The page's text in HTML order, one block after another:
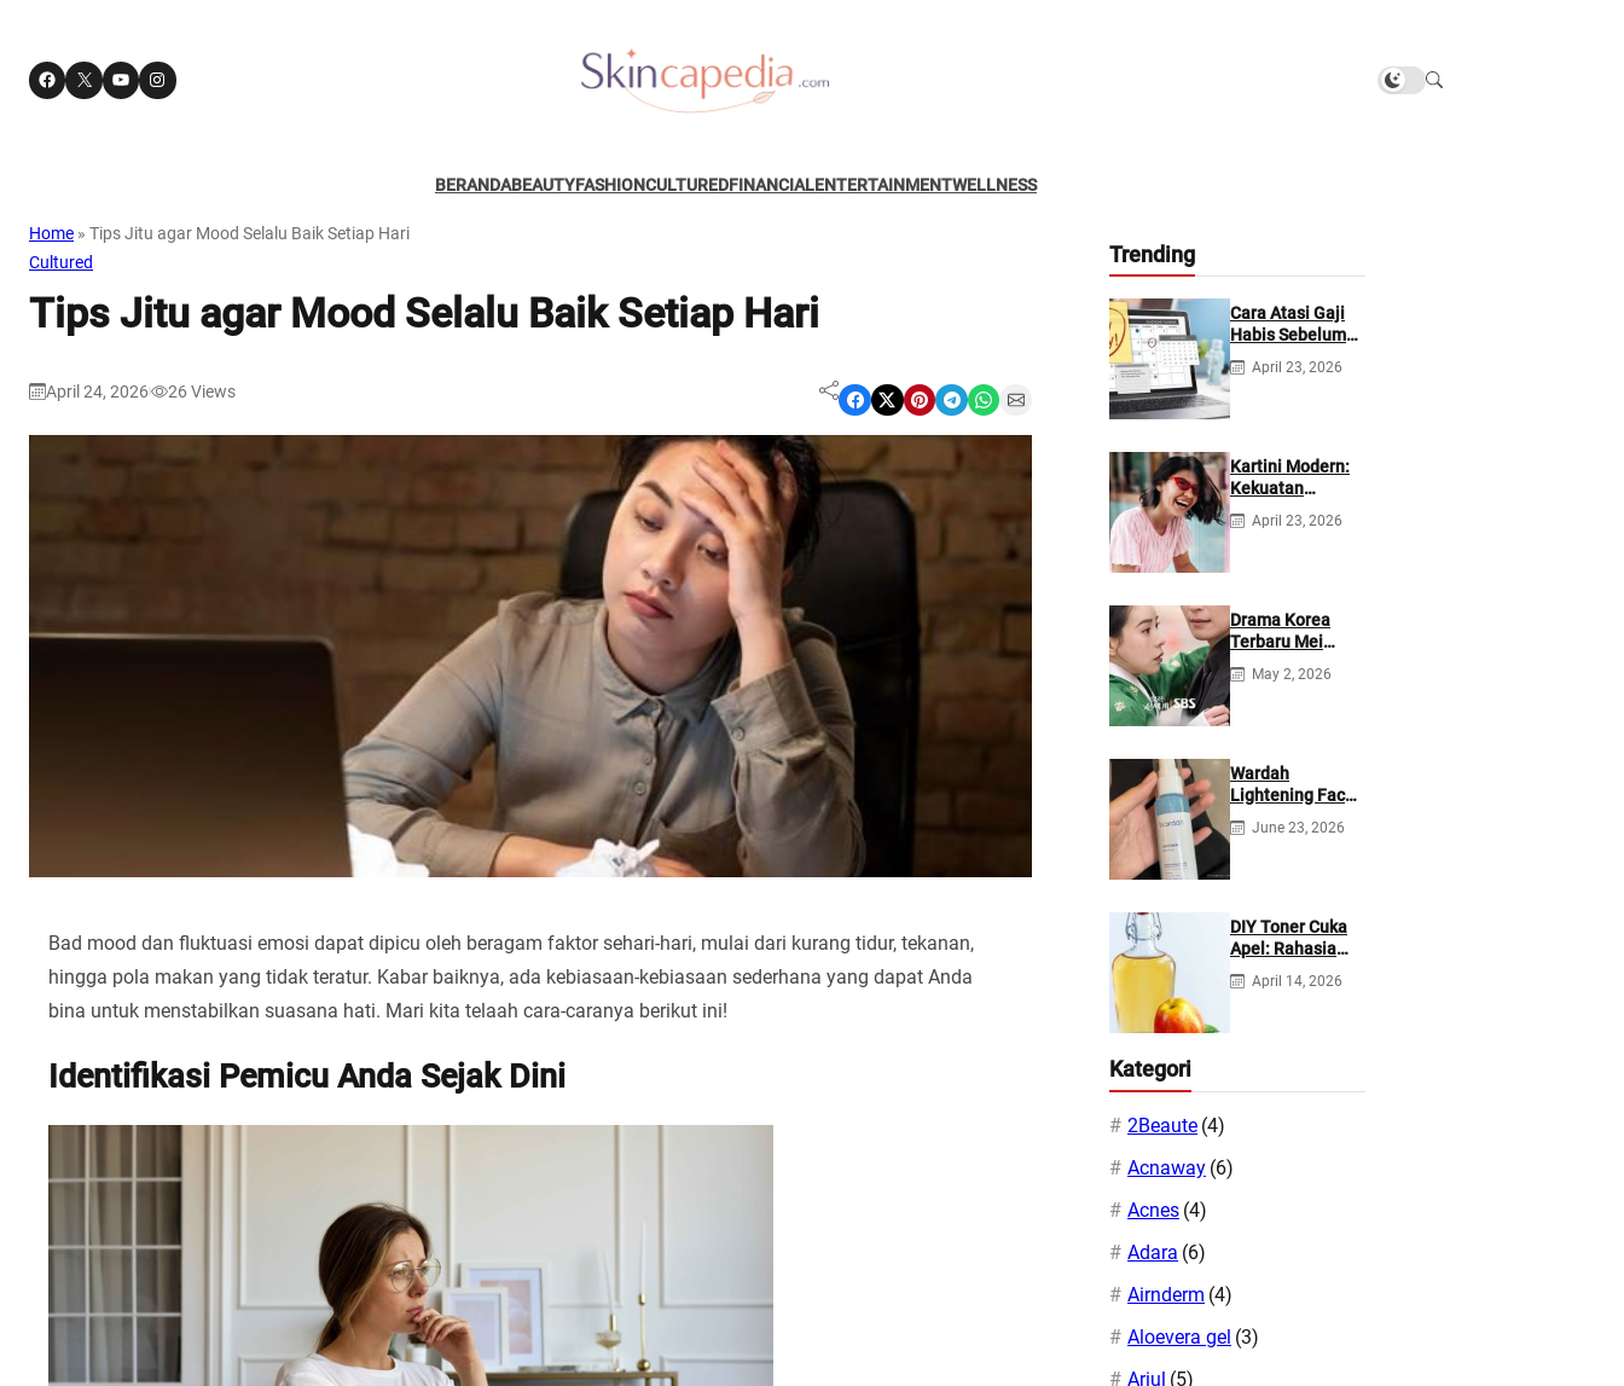
Facebook X YouTube Instagram
BERANDABEAUTYFASHIONCULTUREDFINANCIALENTERTAINMENTWELLNESS
Home » Tips Jitu agar Mood Selalu Baik Setiap Hari
Cultured
Tips Jitu agar Mood Selalu Baik Setiap Hari
April 24, 2026 26 Views Share on Facebook Share on X Share on Pinterest Share on Telegram Share on WhatsApp Share on Email
Bad mood dan fluktuasi emosi dapat dipicu oleh beragam faktor sehari-hari, mulai dari kurang tidur, tekanan,
hingga pola makan yang tidak teratur. Kabar baiknya, ada kebiasaan-kebiasaan sederhana yang dapat Anda
bina untuk menstabilkan suasana hati. Mari kita telaah cara-caranya berikut ini!
Identifikasi Pemicu Anda Sejak Dini
Trending
Cara Atasi Gaji
Habis Sebelum
Gajian
Berikutnya
April 23, 2026
Kartini Modern:
Kekuatan
Berevolusi &
Rawat Diri
April 23, 2026
Drama Korea
Terbaru Mei
2026: Mana yang
Tayang di
May 2, 2026
Wardah
Lightening Face
Mist: Cek
Ingredients &
June 23, 2026
DIY Toner Cuka
Apel: Rahasia
Jerawat Kempes
dalam 2 Hari!
April 14, 2026
Kategori
2Beaute (4)
Acnaway (6)
Acnes (4)
Adara (6)
Airnderm (4)
Aloevera gel (3)
Ariul (5)